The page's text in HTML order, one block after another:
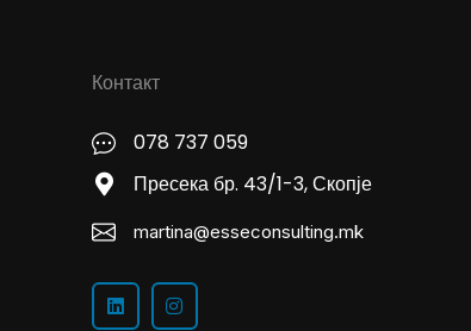
Контакт
078 737 059
Пресека бр. 43/1-3, Скопје
martina@esseconsulting.mk